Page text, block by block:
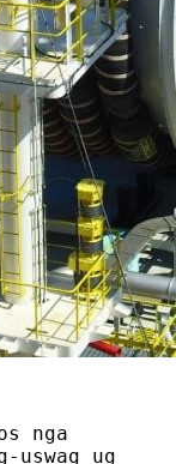
nga
uswag ug